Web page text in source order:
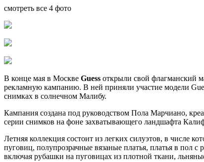
смотреть все 4 фото
В конце мая в Москве Guess открыли свой флагманский
рекламную кампанию. В ней приняли участие модели
снимках в солнечном Малибу.
Кампания создана под руководством Пола Марчиано,
серии снимков на фоне захватывающего ландшафта
Летняя коллекция состоит из легких силуэтов, в числе
пуговиц, полупрозрачные вязаные платья, платья в
включая рубашки на пуговицах из плотной ткани,